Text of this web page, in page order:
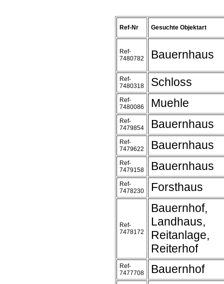
Ref-Nr Gesuchte Objektart
Ref-
7480782
Bauernhaus
Ref-
7480318
Schloss
Ref-
7480086
Muehle
Ref-
7479854
Bauernhaus
Ref-
7479622
Bauernhaus
Ref-
7479158
Bauernhaus
Ref-
7478230
Forsthaus
Ref-
7478172
Bauernhof,
Landhaus,
Reitanlage,
Reiterhof
Ref-
7477708
Bauernhof